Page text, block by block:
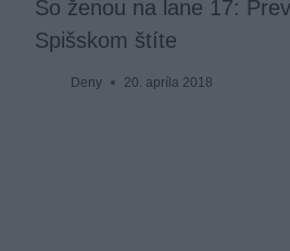
So ženou na lane 17:
Spišskom štíte
Deny 20. apríla 2018